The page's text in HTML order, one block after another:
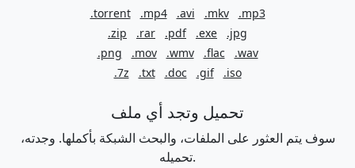
.torrent .mp4 .avi .mkv
.mp3
.zip
.rar .pdf .exe
.jpg
.png
.mov .wmv .flac
.wav
.7z
.txt .doc .gif .iso
تحميل وتجد أي ملف
سوف يتم العثور على الملفات، والبحث الشبكة بأكملها. وجدته،
تحميله.